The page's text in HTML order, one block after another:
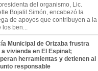
del organismo, Lic.
Bojalil Simón, encabezó la
de apoyos que contribuyen a la
los ben...
Municipal de Orizaba frustra
a vivienda en El Espinal;
herramientas y detienen al
responsable